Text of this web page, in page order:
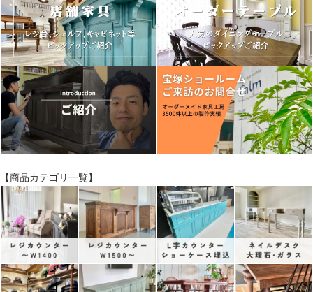
【商品カテゴリ一覧】